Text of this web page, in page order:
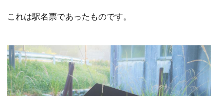
これは駅名票であったものです。